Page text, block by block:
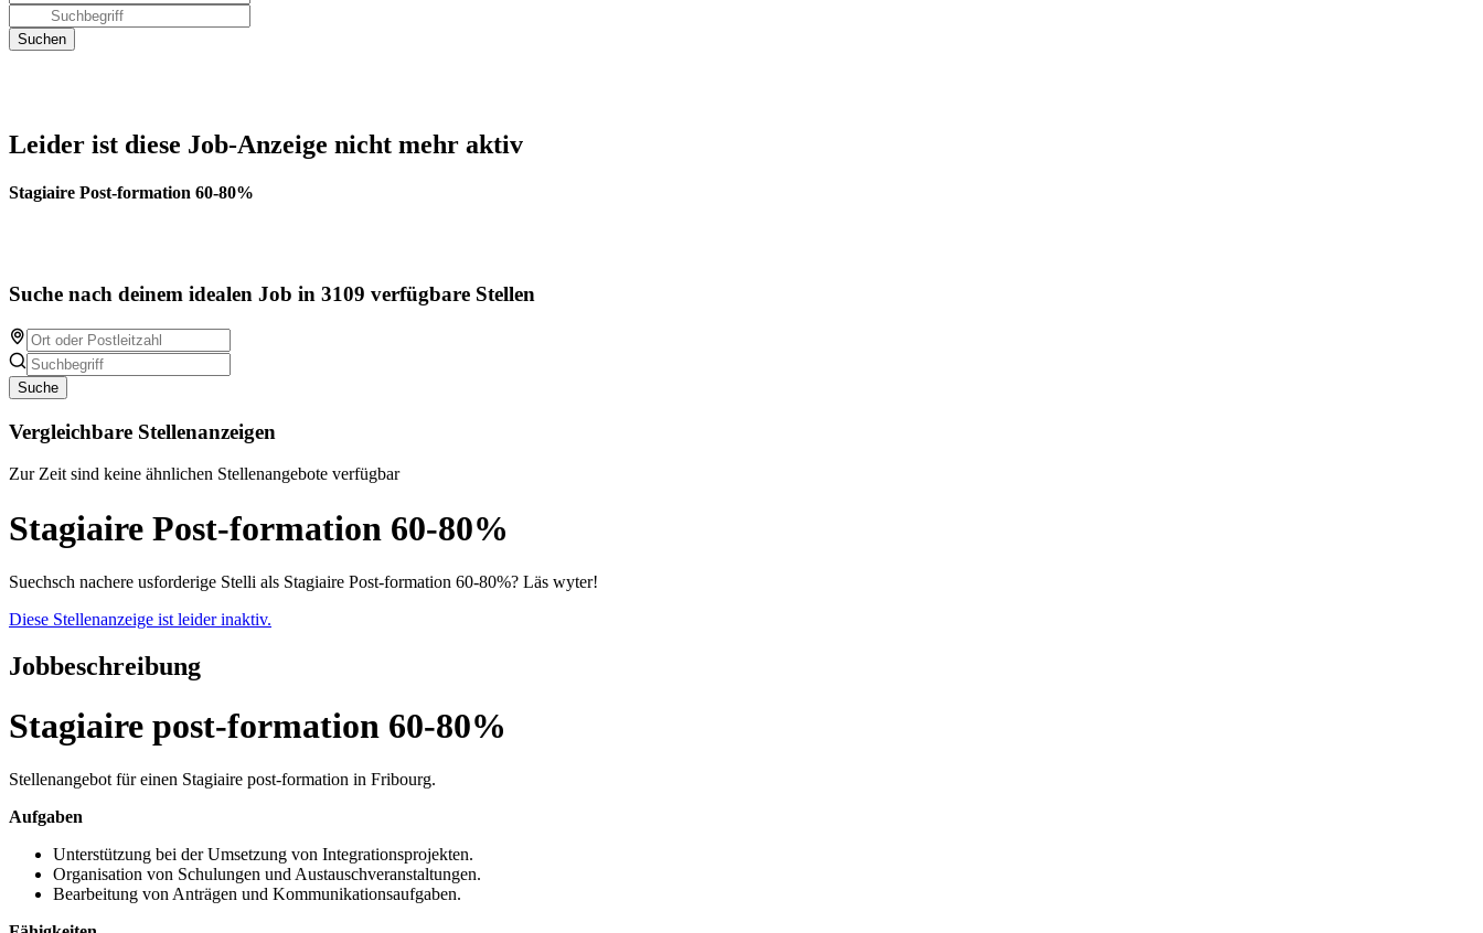
Leider ist diese Job-Anzeige nicht mehr aktiv
Stagiaire Post-formation 60-80%
Suche nach deinem idealen Job in 3109 verfügbare Stellen
Suche
Vergleichbare Stellenanzeigen
Zur Zeit sind keine ähnlichen Stellenangebote verfügbar
Stagiaire Post-formation 60-80%
Suechsch nachere usforderige Stelli als Stagiaire Post-formation 60-80%? Läs wyter!
Diese Stellenanzeige ist leider inaktiv.
Jobbeschreibung
Stagiaire post-formation 60-80%
Stellenangebot für einen Stagiaire post-formation in Fribourg.
Aufgaben
Unterstützung bei der Umsetzung von Integrationsprojekten.
Organisation von Schulungen und Austauschveranstaltungen.
Bearbeitung von Anträgen und Kommunikationsaufgaben.